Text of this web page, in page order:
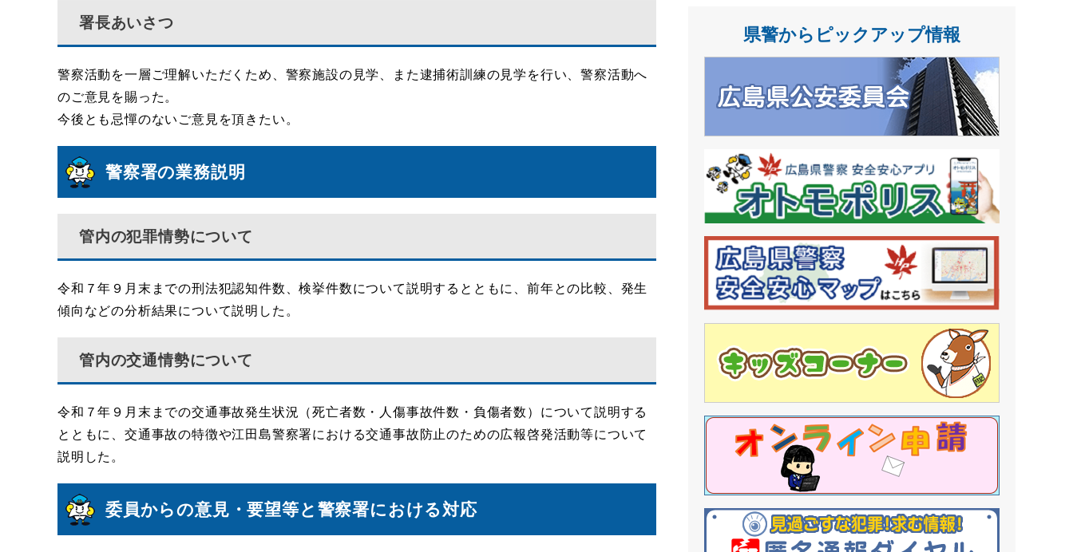
署長あいさつ
警察活動を一層ご理解いただくため、警察施設の見学、また逮捕術訓練の見学を行い、警察活動へ
のご意見を賜った。
今後とも忌憚のないご意見を頂きたい。
警察署の業務説明
管内の犯罪情勢について
令和７年９月末までの刑法犯認知件数、検挙件数について説明するとともに、前年との比較、発生
傾向などの分析結果について説明した。
管内の交通情勢について
令和７年９月末までの交通事故発生状況（死亡者数・人傷事故件数・負傷者数）について説明する
とともに、交通事故の特徴や江田島警察署における交通事故防止のための広報啓発活動等について
説明した。
委員からの意見・要望等と警察署における対応
県警からピックアップ情報